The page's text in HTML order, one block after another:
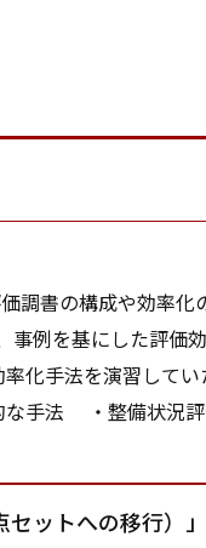
調書の構成や効率化
事例を基にした評価
化手法を演習してい
な手法 ・整備状況
ットへの移行）